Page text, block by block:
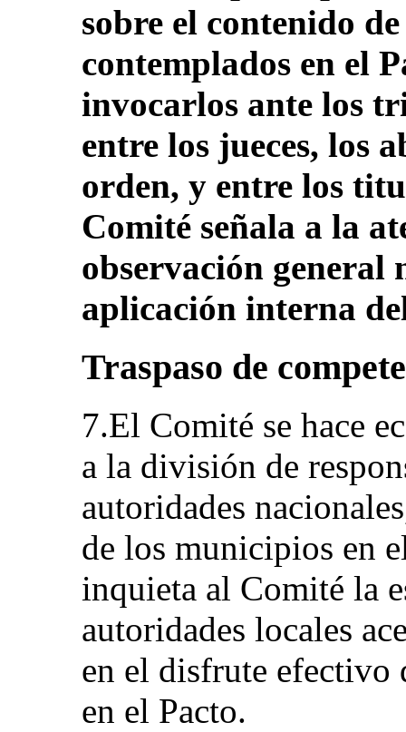
sobre el contenido
contemplados en el
invocarlos ante los
entre los jueces, los
orden, y entre los
Comité señala a la
observación general
aplicación interna
Traspaso de
7.El Comité se hace
a la división de
autoridades
de los municipios en
inquieta al Comité la
autoridades locales
en el disfrute efectivo
en el Pacto.